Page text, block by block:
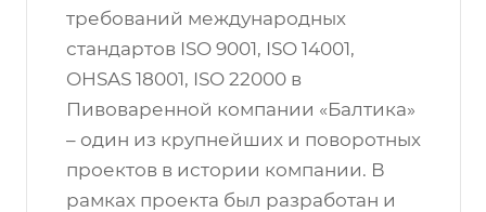
требований международных
стандартов ISO 9001, ISO 14001,
OHSAS 18001, ISO 22000 в
Пивоваренной компании «Балтика»
– один из крупнейших и поворотных
проектов в истории компании. В
рамках проекта был разработан и